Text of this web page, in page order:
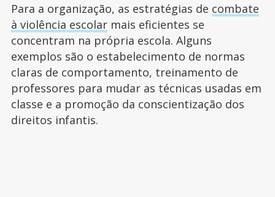
Para a organização, as estratégias de combate
à violência escolarmais eficientes se
concentram na própria escola. Alguns
exemplos são o estabelecimento de normas
claras de comportamento, treinamento de
professores para mudar as técnicas usadas em
classe e a promoção da conscientização dos
direitos infantis.